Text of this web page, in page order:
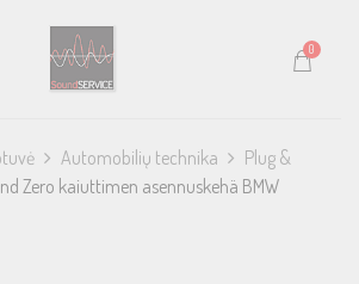
0
Automobilių technika
Plug &
Zero kaiuttimen asennuskehä BMW